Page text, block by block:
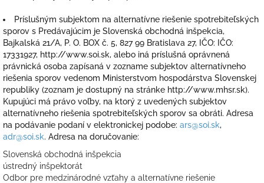
Príslušným subjektom na alternatívne riešenie spotrebiteľských
sporov s Predávajúcim je Slovenská obchodná inšpekcia,
Bajkalská 21/A, P. O. BOX č. 5, 827 99 Bratislava 27, IČO: IČO:
17331927, http://www.soi.sk, alebo iná príslušná oprávnená
právnická osoba zapísaná v zozname subjektov alternatívneho
riešenia sporov vedenom Ministerstvom hospodárstva Slovenskej
republiky (zoznam je dostupný na stránke http://www.mhsr.sk).
Kupujúci má právo voľby, na ktorý z uvedených subjektov
alternatívneho riešenia spotrebiteľských sporov sa obráti. Adresa
na podávanie podaní v elektronickej podobe: ars@soi.sk,
adr@soi.sk. Adresa na doručovanie:
Slovenská obchodná inšpekcia
ústredný inšpektorát
Odbor pre medzinárodné vzťahy a alternatívne riešenie